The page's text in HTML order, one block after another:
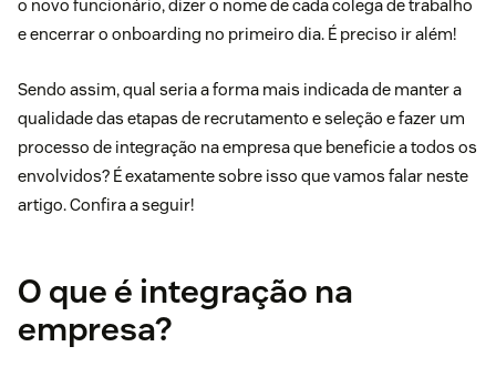
o novo funcionário, dizer o nome de cada colega de trabalho
e encerrar o onboarding no primeiro dia. É preciso ir além!
Sendo assim, qual seria a forma mais indicada de manter a
qualidade das etapas de recrutamento e seleção e fazer um
processo de integração na empresa que beneficie a todos os
envolvidos? É exatamente sobre isso que vamos falar neste
artigo. Confira a seguir!
O que é integração na
empresa?